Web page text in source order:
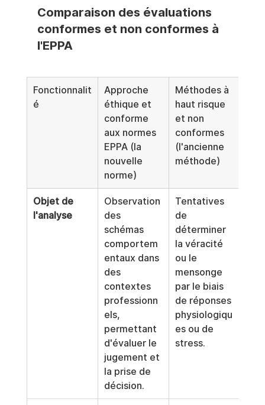
Comparaison des évaluations
conformes et non conformes à
l'EPPA
Fonctionnalit
é
Approche
éthique et
conforme
aux normes
EPPA (la
nouvelle
norme)
Méthodes à
haut risque
et non
conformes
(l'ancienne
méthode)
Objet de
l'analyse
Observation
des
schémas
comportem
entaux dans
des
contextes
professionn
els,
permettant
d'évaluer le
jugement et
la prise de
décision.
Tentatives
de
déterminer
la véracité
ou le
mensonge
par le biais
de réponses
physiologiqu
es ou de
stress.